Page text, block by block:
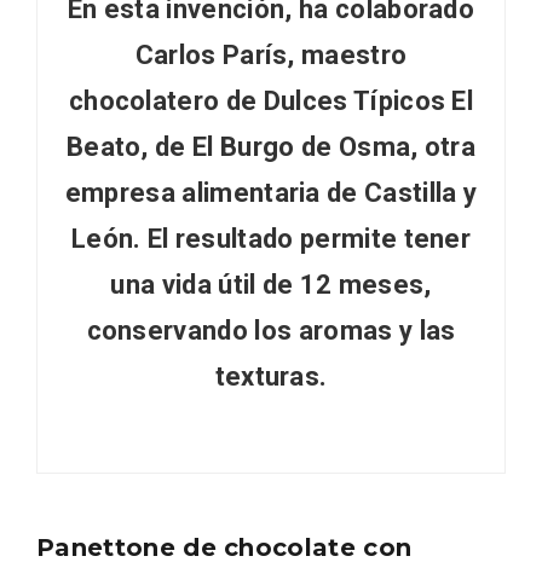
En esta invención, ha colaborado
Carlos París, maestro
chocolatero de Dulces Típicos El
Beato, de El Burgo de Osma, otra
empresa alimentaria de Castilla y
León. El resultado permite tener
una vida útil de 12 meses,
conservando los aromas y las
texturas.
Panettone de chocolate con
El Cronicón de Oña sale a la calle